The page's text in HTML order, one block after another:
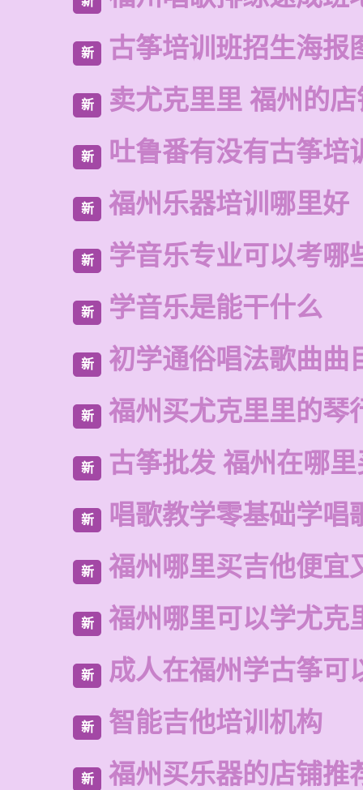
新 古筝培训班招生海报
新 卖尤克里里 福州的店
新 吐鲁番有没有古筝培
新 福州乐器培训哪里好
新 学音乐专业可以考哪
新 学音乐是能干什么
新 初学通俗唱法歌曲曲
新 福州买尤克里里的琴
新 古筝批发 福州在哪
新 唱歌教学零基础学唱
新 福州哪里买吉他便宜
新 福州哪里可以学尤克
新 成人在福州学古筝可
新 智能吉他培训机构
新 福州买乐器的店铺推